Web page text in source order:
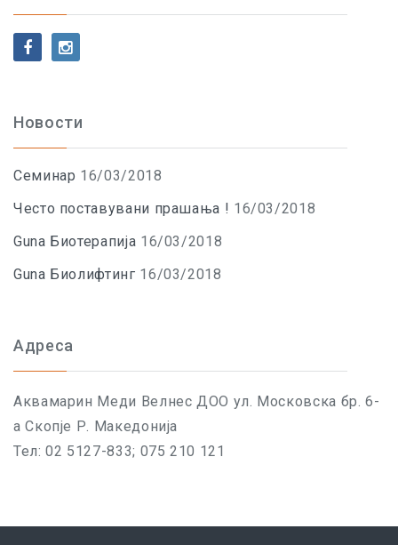
Новости
Семинар 16/03/2018
Често поставувани прашања ! 16/03/2018
Guna Биотерапија 16/03/2018
Guna Биолифтинг 16/03/2018
Адреса
Aквамарин Меди Велнес ДОО ул. Московска бр. 6-
а Скопје Р. Македонија
Тел: 02 5127-833; 075 210 121